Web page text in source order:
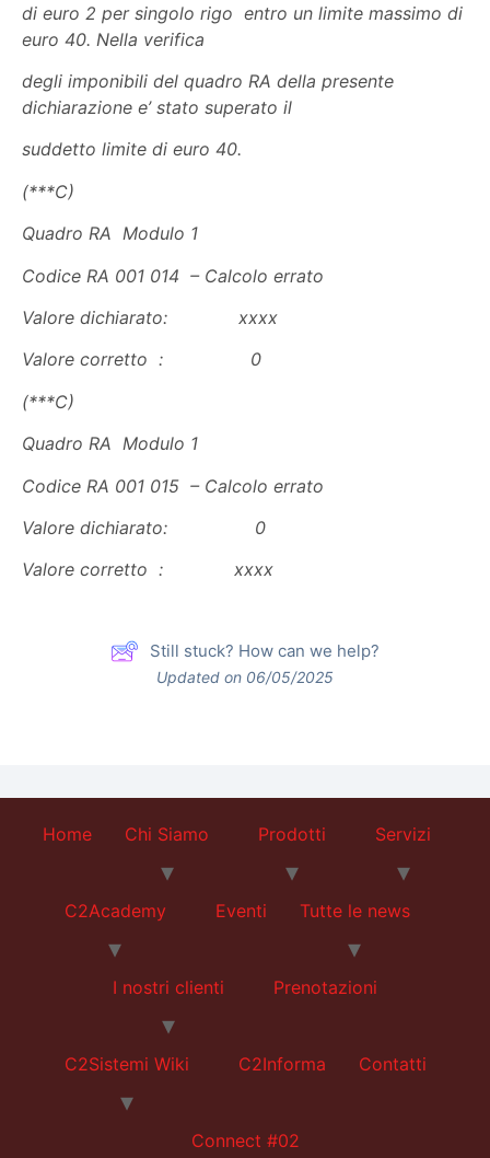
di euro 2 per singolo rigo entro un limite massimo di
euro 40. Nella verifica
degli imponibili del quadro RA della presente
dichiarazione e’ stato superato il
suddetto limite di euro 40.
(***C)
Quadro RA Modulo 1
Codice RA 001 014 – Calcolo errato
Valore dichiarato: xxxx
Valore corretto : 0
(***C)
Quadro RA Modulo 1
Codice RA 001 015 – Calcolo errato
Valore dichiarato: 0
Valore corretto : xxxx
Still stuck? How can we help?
Updated on 06/05/2025
Home Chi Siamo Prodotti Servizi
C2Academy Eventi Tutte le news
I nostri clienti Prenotazioni
C2Sistemi Wiki C2Informa Contatti
Connect #02